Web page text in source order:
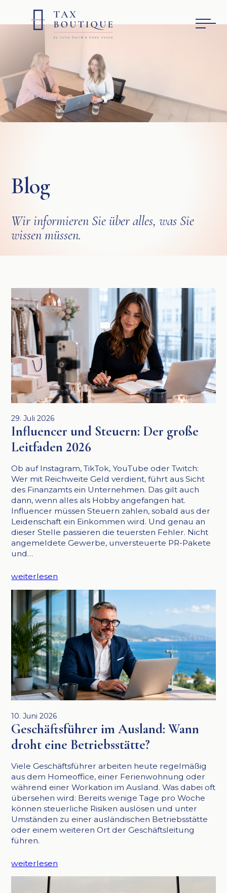
Blog
Wir informieren Sie über alles, was Sie
wissen müssen.
29. Juli 2026
Influencer und Steuern: Der große
Leitfaden 2026
Ob auf Instagram, TikTok, YouTube oder Twitch:
Wer mit Reichweite Geld verdient, führt aus Sicht
des Finanzamts ein Unternehmen. Das gilt auch
dann, wenn alles als Hobby angefangen hat.
Influencer müssen Steuern zahlen, sobald aus der
Leidenschaft ein Einkommen wird. Und genau an
dieser Stelle passieren die teuersten Fehler. Nicht
angemeldete Gewerbe, unversteuerte PR-Pakete
und…
weiterlesen
10. Juni 2026
Geschäftsführer im Ausland: Wann
droht eine Betriebsstätte?
Viele Geschäftsführer arbeiten heute regelmäßig
aus dem Homeoffice, einer Ferienwohnung oder
während einer Workation im Ausland. Was dabei oft
übersehen wird: Bereits wenige Tage pro Woche
können steuerliche Risiken auslösen und unter
Umständen zu einer ausländischen Betriebsstätte
oder einem weiteren Ort der Geschäftsleitung
führen.
weiterlesen